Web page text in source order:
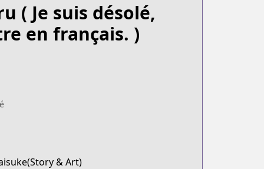
( Je suis désolé,
en français. )
& Art)